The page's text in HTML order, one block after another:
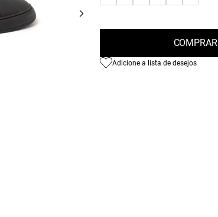
COMPRAR
Adicione a lista de desejos